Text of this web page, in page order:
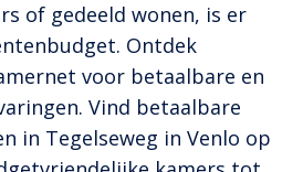
of gedeeld wonen, is er
Ontdek
voor betaalbare en
Vind betaalbare
in Tegelseweg in Venlo op